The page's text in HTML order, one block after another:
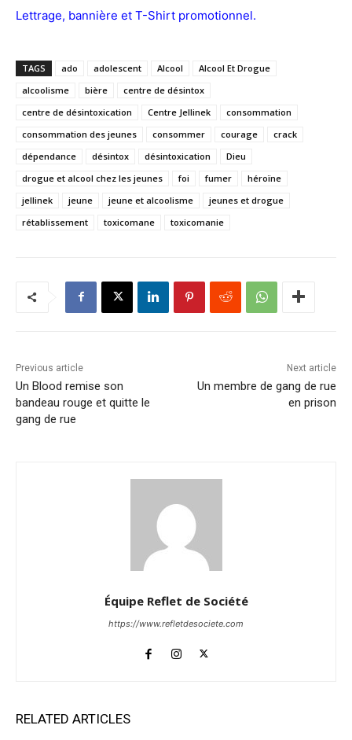
Lettrage, bannière et T-Shirt promotionnel.
TAGS ado adolescent Alcool
Alcool Et Drogue
alcoolisme
bière
centre de désintox
centre de désintoxication
Centre Jellinek
consommation
consommation des jeunes
consommer courage
crack
dépendance
désintox désintoxication
Dieu
drogue et alcool chez les jeunes
foi fumer
héroïne
jellinek
jeune jeune et alcoolisme
jeunes et drogue
rétablissement
toxicomane toxicomanie
Previous article
Un Blood remise son
bandeau rouge et quitte le
gang de rue
Next article
Un membre de gang de rue
en prison
Équipe Reflet de Société
https://www.refletdesociete.com
RELATED ARTICLES